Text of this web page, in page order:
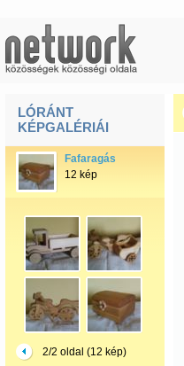
LÓRÁNT
KÉPGALÉRIÁI
Fafaragás
12 kép
2/2 oldal (12 kép)